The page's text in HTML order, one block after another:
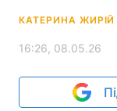
КАТЕРИНА ЖИРІЙ
16:26, 08.05.26